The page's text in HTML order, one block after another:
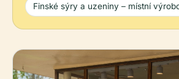
Finské sýry a uzeniny – místní